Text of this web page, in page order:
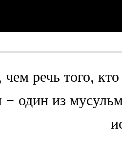
чем речь того,
один из